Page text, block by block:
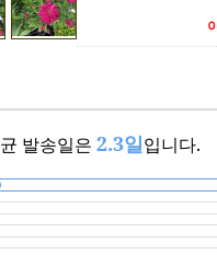
발송일은 2.3일입니다.